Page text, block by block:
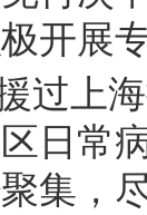
开展
过上
日常
集，